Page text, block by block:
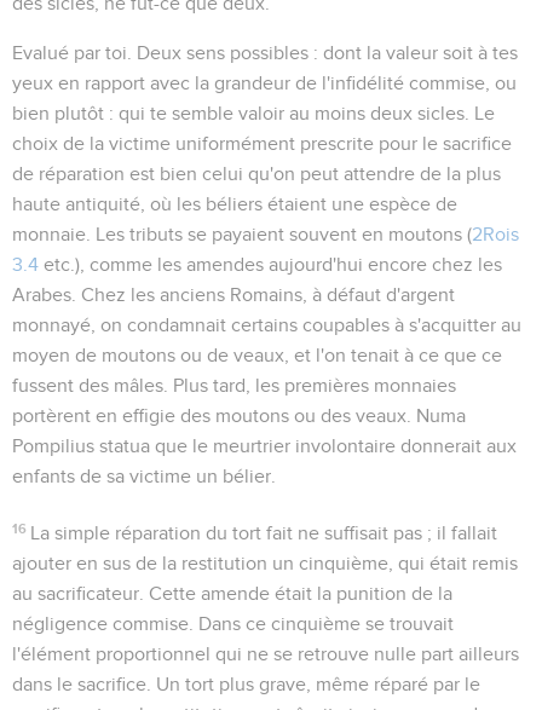
Evalué par toi . Deux sens possibles : dont la valeur soit à tes
yeux en rapport avec la grandeur de l'infidélité commise, ou
bien plutôt : qui te semble valoir au moins deux sicles. Le
choix de la victime uniformément prescrite pour le sacrifice
de réparation est bien celui qu'on peut attendre de la plus
haute antiquité, où les béliers étaient une espèce de
monnaie. Les tributs se payaient souvent en moutons (2Rois
3.4 etc.), comme les amendes aujourd'hui encore chez les
Arabes. Chez les anciens Romains, à défaut d'argent
monnayé, on condamnait certains coupables à s'acquitter au
moyen de moutons ou de veaux, et l'on tenait à ce que ce
fussent des mâles. Plus tard, les premières monnaies
portèrent en effigie des moutons ou des veaux. Numa
Pompilius statua que le meurtrier involontaire donnerait aux
enfants de sa victime un bélier.
16 La simple réparation du tort fait ne suffisait pas ; il fallait
ajouter en sus de la restitution un cinquième, qui était remis
au sacrificateur. Cette amende était la punition de la
négligence commise. Dans ce cinquième se trouvait
l'élément proportionnel qui ne se retrouve nulle part ailleurs
dans le sacrifice. Un tort plus grave, même réparé par le